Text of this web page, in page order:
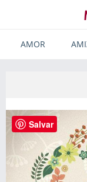
AMOR
Salvar